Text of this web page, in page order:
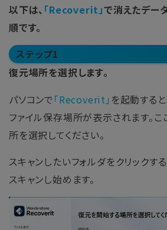
以下は、 「Recoverit」で消えたデー
順です。
ステップ1
復元場所を選択します。
パソコンで「Recoverit」 を起動する
ファイル保存場所が表示されます。
所を選択してください。
スキャンしたいフォルダをクリックす
スキャンし始めます。